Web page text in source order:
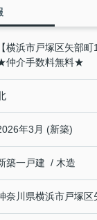
【横浜市戸塚区矢部
仲介手数料無料★
年3月 (新築)
築一戸建 / 木造
奈川県横浜市戸塚区